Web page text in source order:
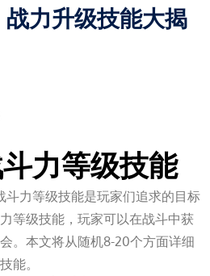
力升级技能大揭
力等级技能
斗力等级技能是玩家们追求的目标
等级技能，玩家可以在战斗中获
。本文将从随机8-20个方面详细
能。